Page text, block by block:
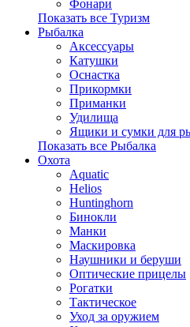
Фонари
Показать все Туризм
Рыбалка
Аксессуары
Катушки
Оснастка
Прикормки
Приманки
Удилища
Ящики и сумки для
Показать все Рыбалка
Охота
Aquatic
Helios
Huntinghorn
Бинокли
Манки
Маскировка
Наушники и беруши
Оптические прицелы
Рогатки
Тактическое
Уход за оружием